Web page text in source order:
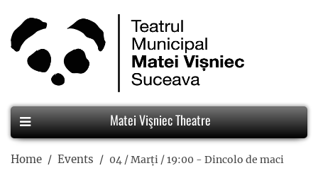
Matei Vişniec Theatre
Home Events 04 / Marți / 19:00 - Dincolo de maci